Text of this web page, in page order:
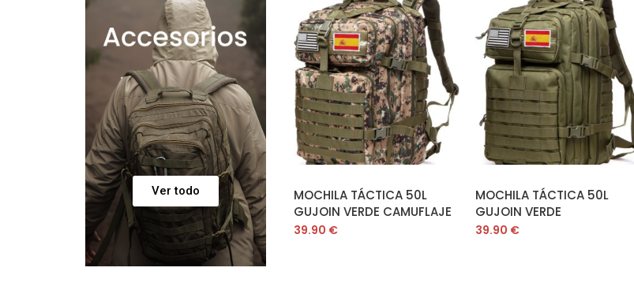
Ver todo
AÑADIR AL CARRITO
MOCHILA TÁCTICA 50L
GUJOIN VERDE CAMUFLAJE
39.90 €
AÑADIR AL CARRITO
MOCHILA TÁCTICA 50L
GUJOIN VERDE
39.90 €